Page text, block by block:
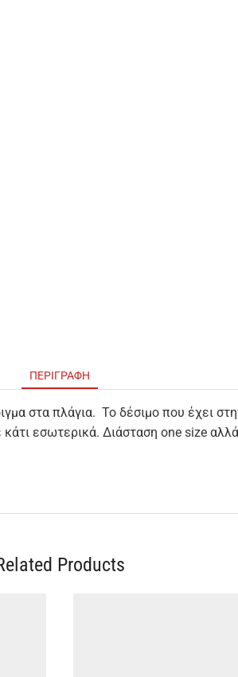
ΠΕΡΙΓΡΑΦΉ
στα πλάγια. Το δέσιμο που έχει
εσωτερικά. Διάσταση one size
Products